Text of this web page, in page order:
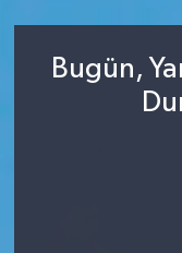
Bugün,
Haber Arşivi